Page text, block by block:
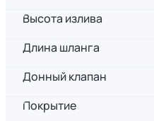
Высота излива
Длина шланга
Донный клапан
Покрытие